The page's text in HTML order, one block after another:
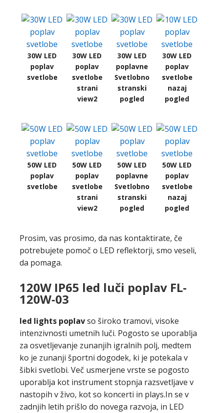
30W LED
poplav
svetlobe
30W LED
poplav
svetlobe
strani
view2
30W LED
poplavne
Svetlobno
stranski
pogled
30W LED
poplav
svetlobe
nazaj
pogled
50W LED
poplav
svetlobe
50W LED
poplav
svetlobe
strani
view2
50W LED
poplavne
Svetlobno
stranski
pogled
50W LED
poplav
svetlobe
nazaj
pogled
Prosim, vas prosimo, da nas kontaktirate, če
potrebujete pomoč o LED reflektorji, smo veseli,
da pomaga.
120W IP65 led luči poplav FL-
120W-03
led lights poplavso široko tramovi, visoke
intenzivnosti umetnih luči. Pogosto se uporablja
za osvetljevanje zunanjih igralnih polj, medtem
ko je zunanji športni dogodek, ki je potekala v
šibki svetlobi. Več usmerjene vrste se pogosto
uporablja kot instrument stopnja razsvetljave v
nastopih v živo, kot so koncerti in plays.In se v
zadnjih letih prišlo do novega razvoja, in LED